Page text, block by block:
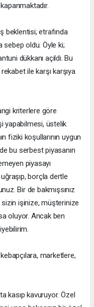
kapanmaktadır.
beklentisi; etrafında
sebep oldu. Öyle ki;
dükkanı açıldı. Bu
ile karşı karşıya
kriterlere göre
yapabilmesi, üstelik
fiziki koşullarının uygun
bu serbest piyasanın
piyasayı
borçla dertle
Bir de bakmışsınız
sizin işinize, müşterinize
oluyor. Ancak ben
marketlere,
kasıp kavuruyor. Özel